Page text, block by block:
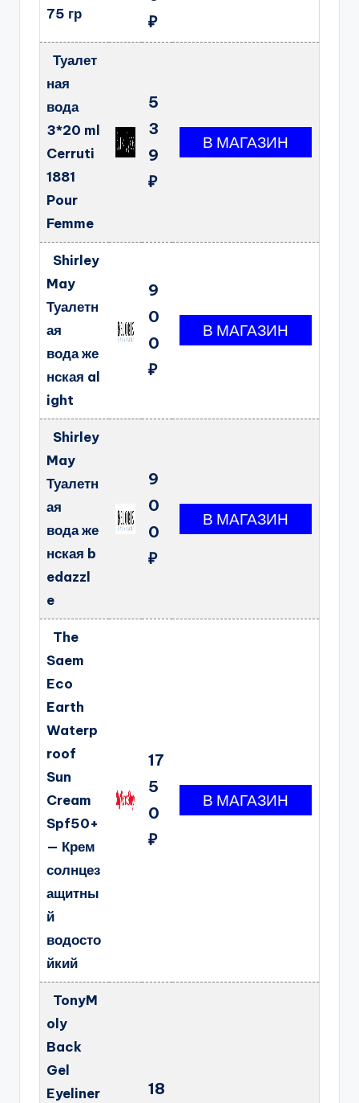
75 гр
₽
Туалет
ная
вода
3*20 ml
Cerruti
1881
Pour
Femme
5
3
9
₽
Shirley
May
Туалетн
ая
вода же
нская al
ight
9
0
0
₽
Shirley
May
Туалетн
ая
вода же
нская b
edazzl
e
9
0
0
₽
The
Saem
Eco
Earth
Waterp
roof
Sun
Cream
Spf50+
— Крем
солнцез
ащитны
й
водосто
йкий
17
5
0
₽
TonyM
oly
Back
Gel
Eyeliner
18